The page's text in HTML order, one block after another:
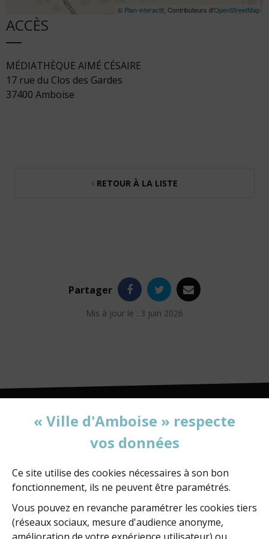
© Plan-interactif , Contributeurs d'OpenStreetMap
ACCÈS
MÉDIATHÈQUE AIMÉ CÉSAIRE
17 rue du Clos des Gardes
37400 Amboise
RETOUR À LA LISTE
Partager Facebook
Twitter
e-
Mis à jour le : 3 juin 2026
MAIRIE D'AMBOISE
BP 247 - 37402 Amboise Cedex
02 47 23 47 23
« Ville d'Amboise » respecte
vos données
Ce site utilise des cookies nécessaires à son bon
fonctionnement, ils ne peuvent être paramétrés.
Vous pouvez en revanche paramétrer les cookies tiers
(réseaux sociaux, mesure d'audience anonyme,